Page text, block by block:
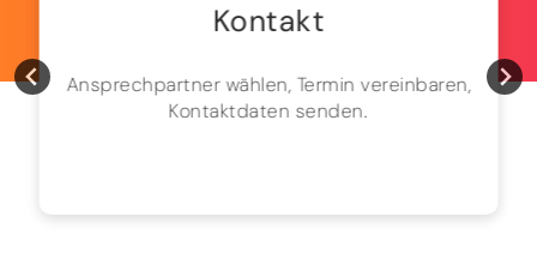
Kontakt
Ansprechpartner wählen, Termin vereinbaren,
Kontaktdaten senden.